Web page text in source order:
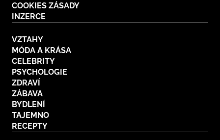
COOKIES ZÁSADY
INZERCE
VZTAHY
MÓDA A KRÁSA
CELEBRITY
PSYCHOLOGIE
ZDRAVÍ
ZÁBAVA
BYDLENÍ
TAJEMNO
RECEPTY